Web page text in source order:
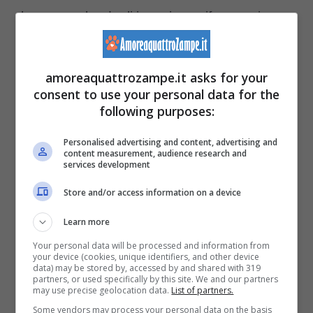
hanno anche degli inserti catarifrangenti
ideali per il buio.
Ovviamente, è suggerito di optare per borse
comode soprattutto per i cani anche in base
alle necessità o l’impiego: quelle da
passeggiate o per lunghi viaggi. In questa
galleria che vi proponiamo c’è l’imbarazzo
della scelta: dalla cesta minimale, alla
passando per quella elegante anche di
marca, ci sono le borse più sportive come
amoreaquattrozampe.it asks for your
consent to use your personal data for the
following purposes:
Personalised advertising and content, advertising and
content measurement, audience research and
services development
Store and/or access information on a device
Learn more
Your personal data will be processed and information from
your device (cookies, unique identifiers, and other device
data) may be stored by, accessed by and shared with 319
partners, or used specifically by this site. We and our partners
may use precise geolocation data. List of partners.
Some vendors may process your personal data on the basis